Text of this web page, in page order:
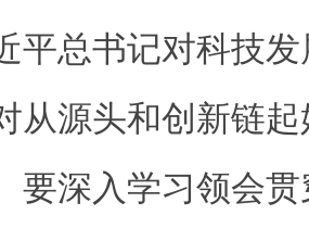
平总书记对科技
从源头和创新链
要深入学习领会